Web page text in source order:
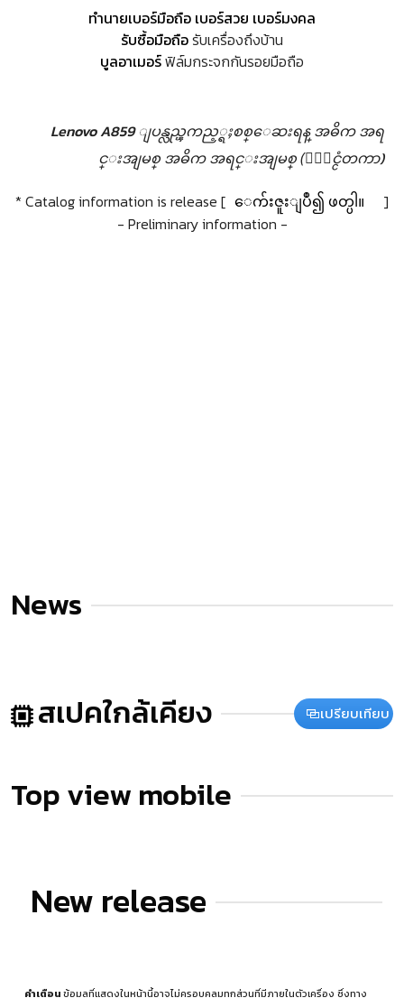
ทำนายเบอร์มือถือ เบอร์สวย เบอร์มงคล
รับซื้อมือถือรับเครื่องถึงบ้าน
บูลอาเมอร์ฟิล์มกระจกกันรอยมือถือ
Lenovo A859 ျပန္လည္ၾကည့္ရႈစစ္ေဆးရန္ အဓိက အရ
င္းအျမစ္ အဓိက အရင္းအျမစ္ (ႏုိင္ငံတကာ)
* Catalog information is release [ ေက်းဇူးျပဳ၍ ဖတ္ပါ။
]
- Preliminary information -
News
สเปคใกล้เคียง เปรียบเทียบ
Top view mobile
New release
คำเตือนข้อมูลที่แสดงในหน้านี้อาจไม่ครอบคลุมทุกส่วนที่มีภายในตัวเครื่อง ซึ่งทาง